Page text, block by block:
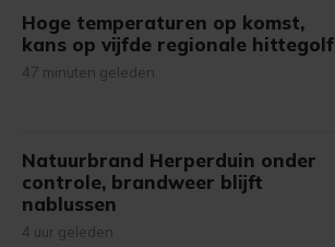
Hoge temperaturen op komst,
kans op vijfde regionale hittegolf
47 minuten geleden
Natuurbrand Herperduin onder
controle, brandweer blijft
nablussen
4 uur geleden